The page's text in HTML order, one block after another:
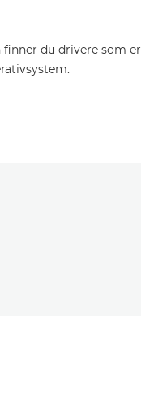
du drivere som er